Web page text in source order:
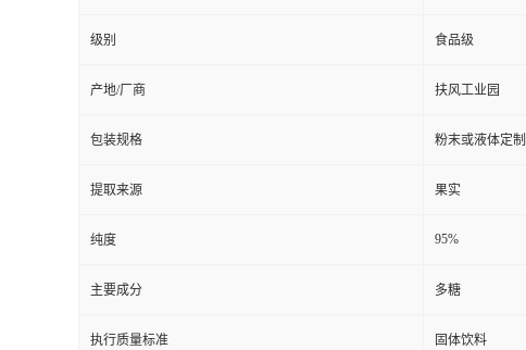
级别 食品级
产地/厂商 扶风工业园
包装规格 粉末或液体定制
提取来源 果实
纯度 95%
主要成分 多糖
执行质量标准 固体饮料